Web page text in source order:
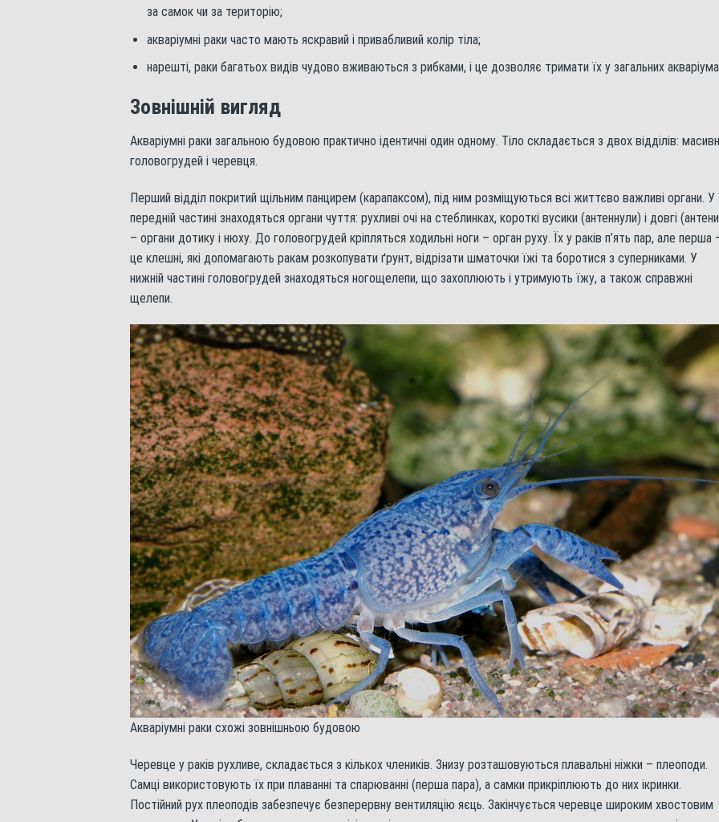
за самок чи за територію;
акваріумні раки часто мають яскравий і привабливий колір тіла;
нарешті, раки багатьох видів чудово вживаються з рибками, і це дозволяє тримати їх у загальних
Зовнішній вигляд
Акваріумні раки загальною будовою практично ідентичні один одному. Тіло складається з двох відділів:
головогрудей і черевця.
Перший відділ покритий щільним панцирем (карапаксом), під ним розміщуються всі життєво важливі органи. У
передній частині знаходяться органи чуття: рухливі очі на стеблинках, короткі вусики (антеннули) і довгі
– органи дотику і нюху. До головогрудей кріпляться ходильні ноги – орган руху. Їх у раків п’ять пар, але перша
це клешні, які допомагають ракам розкопувати ґрунт, відрізати шматочки їжі та боротися з суперниками. У
нижній частині головогрудей знаходяться ногощелепи, що захоплюють і утримують їжу, а також справжні
щелепи.
Акваріумні раки схожі зовнішньою будовою
Черевце у раків рухливе, складається з кількох члеників. Знизу розташовуються плавальні ніжки – плеоподи.
Самці використовують їх при плаванні та спарюванні (перша пара), а самки прикріплюють до них ікринки.
Постійний рух плеоподів забезпечує безперервну вентиляцію яєць. Закінчується черевце широким хвостовим